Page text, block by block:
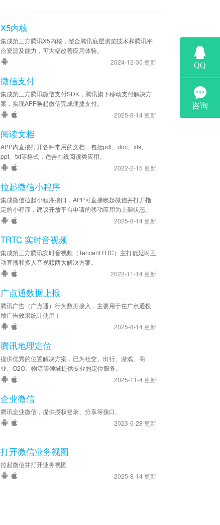
X5内核
集成第三方腾讯X5内核，整合腾讯底层浏览技术和腾讯平
台资源及能力，可大幅改善应用体验。
2024-12-30 更新
微信支付
集成第三方腾讯微信支付SDK，腾讯旗下移动支付解决方
案，实现APP唤起微信完成便捷支付。
2025-8-14 更新
阅读文档
APP内直接打开各种常用的文档，包括pdf、doc、xls、
ppt、txt等格式，适合在线阅读类应用。
2022-2-15 更新
拉起微信小程序
集成微信拉起小程序接口，APP可直接唤起微信并打开指
定的小程序，建议开放平台申请的移动应用为上架状态。
2025-8-14 更新
TRTC 实时音视频
集成第三方腾讯实时音视频（Tencent RTC）主打低延时互
动直播和多人音视频两大解决方案。
2022-11-14 更新
广点通数据上报
腾讯广告（广点通）行为数据接入，主要用于在广点通投
放广告效果统计使用！
2025-8-14 更新
腾讯地理定位
提供优秀的位置解决方案，已为社交、出行、游戏、商
业、O2O、物流等领域提供专业的定位服务。
2025-11-4 更新
企业微信
腾讯企业微信，提供授权登录、分享等接口。
2023-6-28 更新
打开微信业务视图
拉起微信并打开业务视图
2025-8-14 更新